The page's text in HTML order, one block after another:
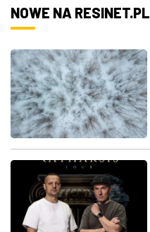
NOWE NA RESINET.PL